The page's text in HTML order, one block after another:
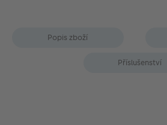
Popis zboží
Příslušenství